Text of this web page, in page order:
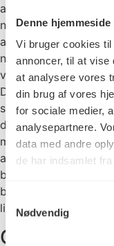
Denne
Vi bruger cookies
annoncer, til at vise
at analysere vores
din brug af vores
for sociale medier,
analysepartnere.
data med andre
de har indsamlet
Samtykkevalg
Nødvendig
afhænger af den
nogle vil
andre har brug for
nødvendigvis, hvor
vægttabet er
Debatten om
sig væk fra “enten-
den rette
mange vil den mest
af livsstilsændringer
behandling. Men
bæredygtig livsstil,
livskvalitet.
Gratis